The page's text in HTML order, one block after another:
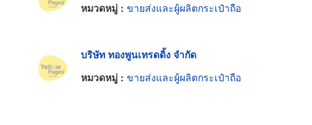
หมวดหมู่ : ขายส่งและผู้ผลิตกระเป๋าถือ
บริษัท ทองพูนเทรดดิ้ง จำกัด
หมวดหมู่ : ขายส่งและผู้ผลิตกระเป๋าถือ